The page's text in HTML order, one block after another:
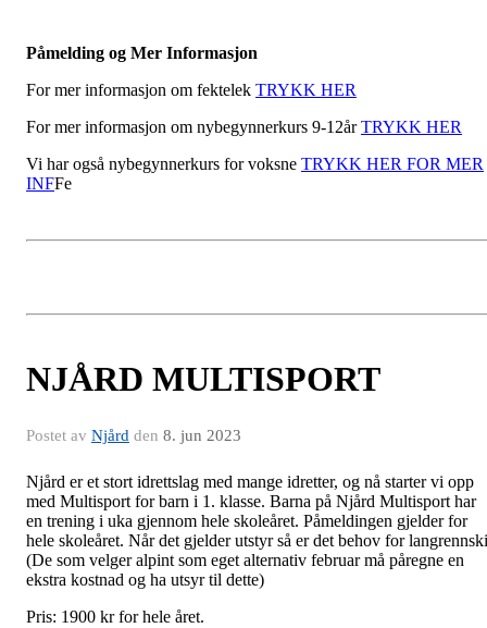
Påmelding og Mer Informasjon
For mer informasjon om fektelek TRYKK HER
For mer informasjon om nybegynnerkurs 9-12årTRYKK HER
Vi har også nybegynnerkurs for voksne TRYKK HER FOR MER
INFFe
NJÅRD MULTISPORT
Postet av Njård den 8. jun 2023
Njård er et stort idrettslag med mange idretter, og nå starter vi opp
med Multisport for barn i 1. klasse. Barna på Njård Multisport har
en trening i uka gjennom hele skoleåret. Påmeldingen gjelder for
hele skoleåret. Når det gjelder utstyr så er det behov for
(De som velger alpint som eget alternativ februar må påregne en
ekstra kostnad og ha utsyr til dette)
Pris: 1900 kr for hele året.